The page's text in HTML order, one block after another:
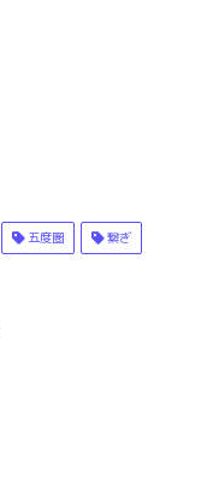
五度圏 繋ぎ